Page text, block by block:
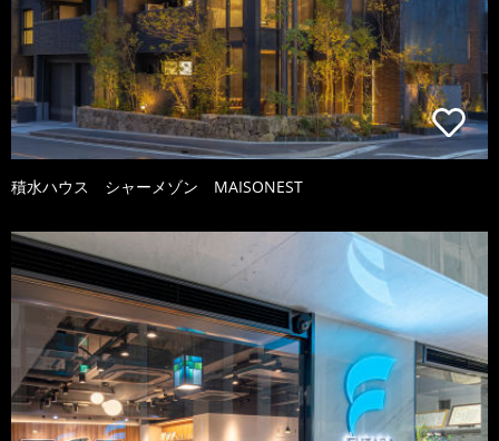
積水ハウス シャーメゾン MAISONEST